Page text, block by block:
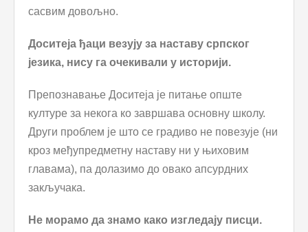
сасвим довољно.
Доситеја ђаци везују за наставу српског
језика, нису га очекивали у историји.
Препознавање Доситеја је питање опште
културе за некога ко завршава основну школу.
Други проблем је што се градиво не повезује (ни
кроз међупредметну наставу ни у њиховим
главама), па долазимо до овако апсурдних
закључака.
Не морамо да знамо како изгледају писци.